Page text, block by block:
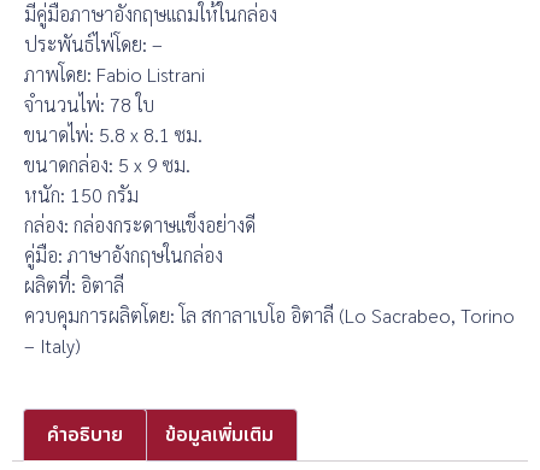
มีคู่มือภาษาอังกฤษแถมให้ในกล่อง
ประพันธ์ไพ่โดย: –
ภาพโดย: Fabio Listrani
จำนวนไพ่: 78 ใบ
ขนาดไพ่: 5.8 x 8.1 ซม.
ขนาดกล่อง: 5 x 9 ซม.
หนัก: 150 กรัม
กล่อง: กล่องกระดาษแข็งอย่างดี
คู่มือ: ภาษาอังกฤษในกล่อง
ผลิตที่: อิตาลี
ควบคุมการผลิตโดย: โล สกาลาเบโอ อิตาลี (Lo Sacrabeo, Torino
– Italy)
คำอธิบาย ข้อมูลเพิ่มเติม